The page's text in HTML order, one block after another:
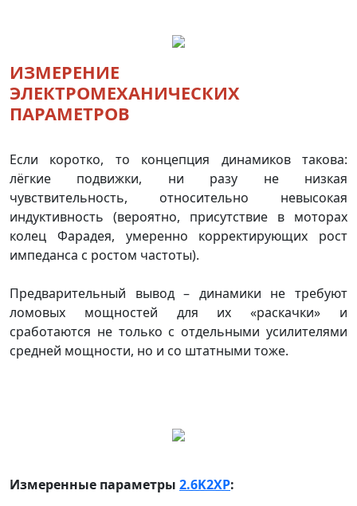
ИЗМЕРЕНИЕ
ЭЛЕКТРОМЕХАНИЧЕСКИХ
ПАРАМЕТРОВ
Если коротко, то концепция динамиков такова:
лёгкие подвижки, ни разу не низкая
чувствительность, относительно невысокая
индуктивность (вероятно, присутствие в моторах
колец Фарадея, умеренно корректирующих рост
импеданса с ростом частоты).
Предварительный вывод – динамики не требуют
ломовых мощностей для их «раскачки» и
сработаются не только с отдельными усилителями
средней мощности, но и со штатными тоже.
Измеренные параметры 2.6K2XP: